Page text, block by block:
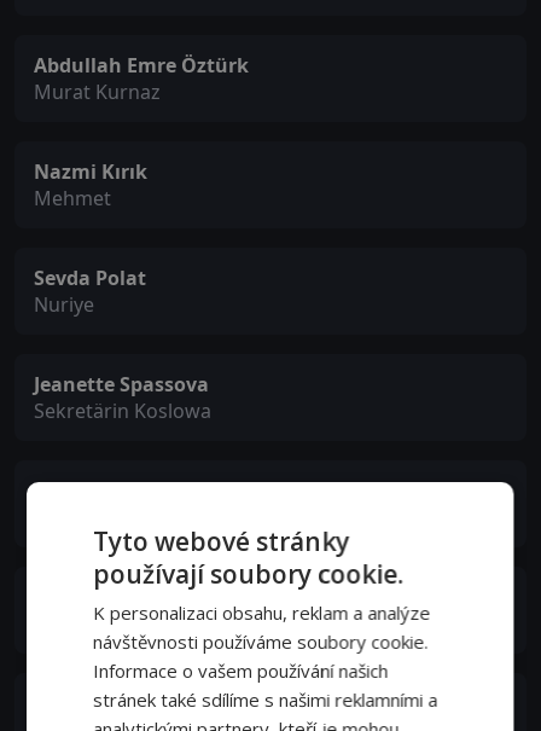
Abdullah Emre Öztürk
Murat Kurnaz
Nazmi Kırık
Mehmet
Sevda Polat
Nuriye
Jeanette Spassova
Sekretärin Koslowa
Abak Safaei-Rad
Alexander Hörbe
Wolfgang
Devrim Deniz Aslan
Tyto webové stránky
používají soubory cookie.
K personalizaci obsahu, reklam a analýze
návštěvnosti používáme soubory cookie.
Informace o vašem používání našich
stránek také sdílíme s našimi reklamními a